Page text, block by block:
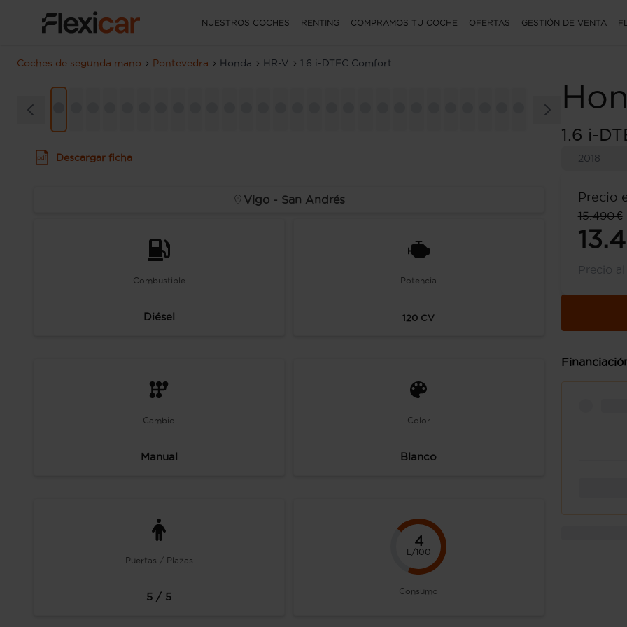
NUESTROS COCHES RENTING COMPRAMOS TU COCHE OFERTAS GESTIÓN DE VENTA
Coches de segunda mano Pontevedra Honda HR-V 1.6 i-DTEC Comfort
1.6 i-
2018
Precio
15.490 €
Precio
Descargar ficha
Vigo - San Andrés
Combustible
Diésel
Potencia
120 CV
Cambio
Manual
Color
Blanco
Puertas / Plazas
5 / 5
4
L/100
Consumo